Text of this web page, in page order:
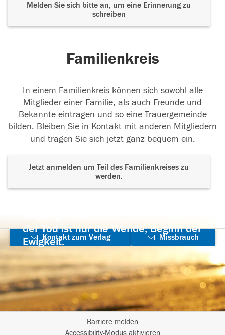
Melden Sie sich bitte an, um eine Erinnerung zu
schreiben
Familienkreis
In einem Familienkreis können sich sowohl alle
Mitglieder einer Familie, als auch Freunde und
Bekannte eintragen und so eine Trauergemeinde
bilden. Bleiben Sie in Kontakt mit anderen Mitgliedern
und tragen Sie sich jetzt ganz bequem ein.
Jetzt anmelden um Teil des Familienkreises zu
werden.
der Tod ist nur die Wende, Beginn der
Ewigkeit.
Kontakt zum Verlag
aufnehmen
Missbrauch
Barriere melden
Accessibility-Modus aktivieren